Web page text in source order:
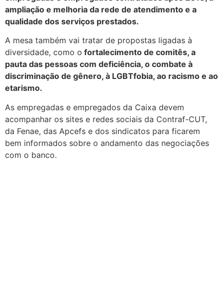
ampliação e melhoria da rede de atendimento e a
qualidade dos serviços prestados.
A mesa também vai tratar de propostas ligadas à
diversidade, como o fortalecimento de comitês, a
pauta das pessoas com deficiência, o combate à
discriminação de gênero, à LGBTfobia, ao racismo e ao
etarismo.
As empregadas e empregados da Caixa devem
acompanhar os sites e redes sociais da Contraf-CUT,
da Fenae, das Apcefs e dos sindicatos para ficarem
bem informados sobre o andamento das negociações
com o banco.